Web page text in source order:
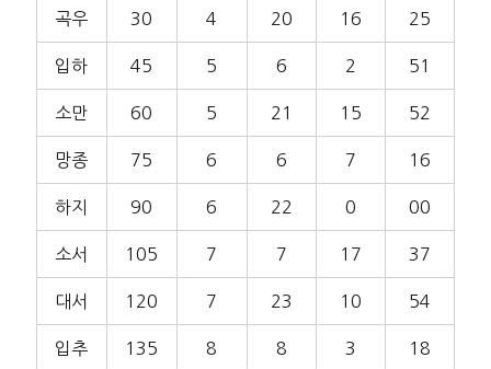
곡우 30 4 20 16 25
입하 45 5 6 2 51
소만 60 5 21 15 52
망종 75 6 6 7 16
하지 90 6 22 0 00
소서 105 7 7 17 37
대서 120 7 23 10 54
입추 135 8 8 3 18